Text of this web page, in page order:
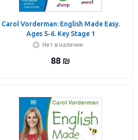
Carol Vorderman: English Made Easy.
Ages 5-6. Key Stage 1
Нет в наличии
88 ₪